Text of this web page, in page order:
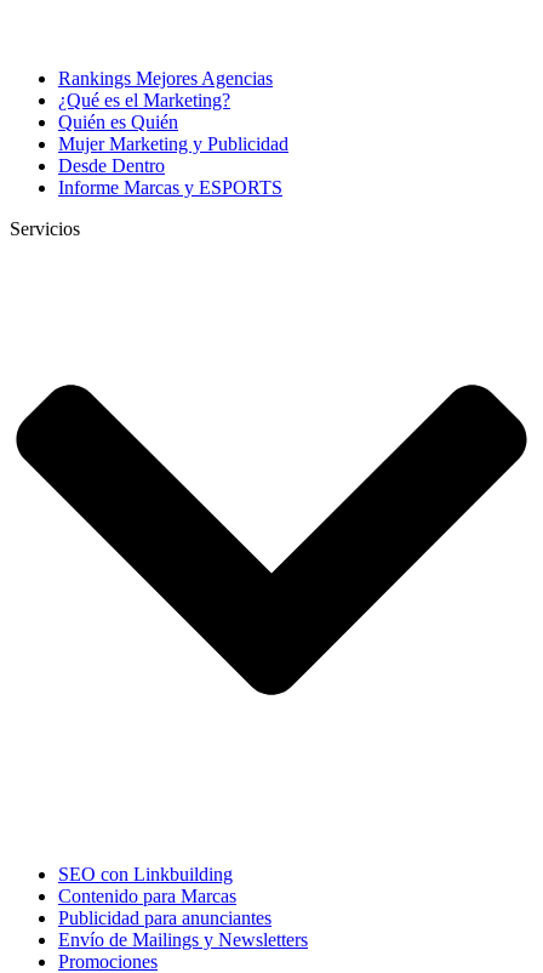
Rankings Mejores Agencias
¿Qué es el Marketing?
Quién es Quién
Mujer Marketing y Publicidad
Desde Dentro
Informe Marcas y ESPORTS
Servicios
SEO con Linkbuilding
Contenido para Marcas
Publicidad para anunciantes
Envío de Mailings y Newsletters
Promociones